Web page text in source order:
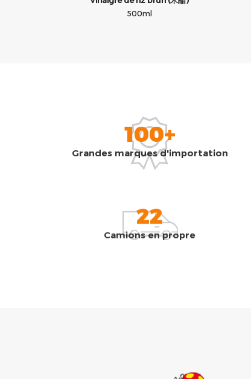
500ml
100+
Grandes marques d'importation
22
Camions en propre